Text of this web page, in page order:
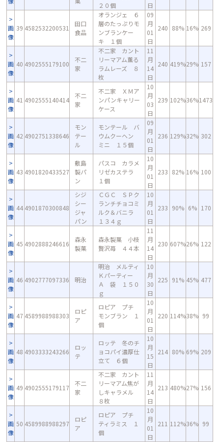
２０個
日
画
像
39 4582532200531
田口
食品
オランジェ ６
層のたっぷりモ
ンブランケー
キ １個
09
月
01
日
240 88% 16% 269
画
像
40 4902555179100
不二
家
不二家 カント
リーマアム薫る
ラムレーズ ８
枚
11
月
14
日
240 419%29% 157
画
像
41 4902555140414
不二
家
不二家 ＸＭア
ンパンキャリー
ケース
10
月
03
日
239 102%36%1473
画
像
42 4902751338646
モン
テー
ル
モンテール バ
ウムクーヘン
ミニ １５個
09
月
01
日
236 129%32% 302
画
像
43 4901820433527
敷島
製パ
ン
パスコ カラメ
リゼカステラ
１個
10
月
01
日
233 82% 16% 100
画
像
44 4901870300848
シジ
シー
ジャ
パン
ＣＧＣ ＳＰク
ランチチョコミ
ルク＆バニラ
１３４ｇ
10
月
01
日
233 90% 6% 170
画
像
45 4902888246616
森永
製菓
森永製菓 小枝
贅沢苺 ４４本
11
月
14
日
230 607%26% 122
画
像
46 4902777097336 明治
明治 メルティ
Ｋパーティー
Ａ 袋 １５０
ｇ
10
月
30
日
225 91% 45% 477
画
像
47 4589988988303
ロピ
ア
ロピア プチ
モンブラン １
個
10
月
01
日
220 114%38% 99
画
像
48 4903333243266
ロッ
テ
ロッテ 冬のチ
ョコパイ濃厚仕
立て ６個
10
月
15
日
214 80% 69% 209
画
像
49 4902555179117
不二
家
不二家 カント
リーマアム焦が
しキャラメル
８枚
11
月
14
日
213 480%27% 156
画
像
50 4589988988297
ロピ
ア
ロピア プチ
ティラミス １
個
10
月
01
日
211 112%36% 99